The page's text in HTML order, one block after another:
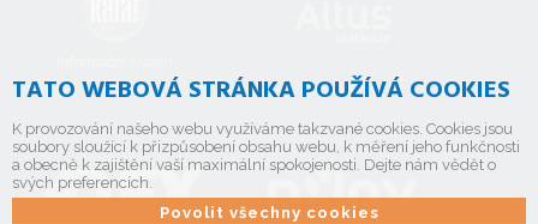
TATO WEBOVÁ STRÁNKA POUŽÍVÁ COOKIES
K provozování našeho webu využíváme takzvané cookies. Cookies jsou
soubory sloužící k přizpůsobení obsahu webu, k měření jeho funkčnosti
a obecně k zajištění vaší maximální spokojenosti. Dejte nám vědět o
svých preferencích.
Povolit všechny cookies